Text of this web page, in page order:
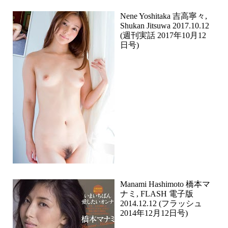
Nene Yoshitaka 吉高寧々,
Shukan Jitsuwa 2017.10.12
(週刊実話 2017年10月12
日号)
Manami Hashimoto 橋本マ
ナミ, FLASH 電子版
2014.12.12 (フラッシュ
2014年12月12日号)